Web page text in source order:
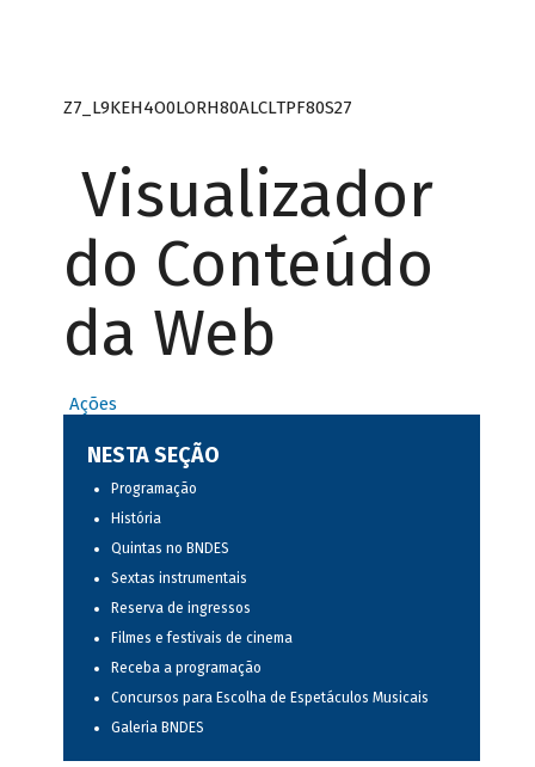
Z7_L9KEH4O0LORH80ALCLTPF80S27
Visualizador
do Conteúdo
da Web
Ações
NESTA SEÇÃO
Programação
História
Quintas no BNDES
Sextas instrumentais
Reserva de ingressos
Filmes e festivais de cinema
Receba a programação
Concursos para Escolha de Espetáculos Musicais
Galeria BNDES